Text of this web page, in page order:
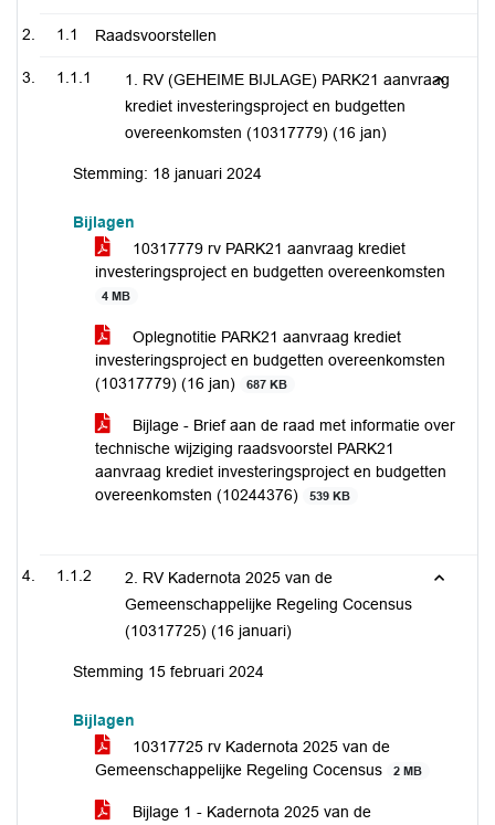
1.1 Raadsvoorstellen
1.1.1
1. RV (GEHEIME BIJLAGE) PARK21 aanvraag
krediet investeringsproject en budgetten
overeenkomsten (10317779) (16 jan)
Stemming: 18 januari 2024
Bijlagen
10317779 rv PARK21 aanvraag krediet
investeringsproject en budgetten overeenkomsten
4 MB
Oplegnotitie PARK21 aanvraag krediet
investeringsproject en budgetten overeenkomsten
(10317779) (16 jan)
687 KB
Bijlage - Brief aan de raad met informatie over
technische wijziging raadsvoorstel PARK21
aanvraag krediet investeringsproject en budgetten
overeenkomsten (10244376)
539 KB
1.1.2
2. RV Kadernota 2025 van de
Gemeenschappelijke Regeling Cocensus
(10317725) (16 januari)
Stemming 15 februari 2024
Bijlagen
10317725 rv Kadernota 2025 van de
Gemeenschappelijke Regeling Cocensus
2 MB
Bijlage 1 - Kadernota 2025 van de